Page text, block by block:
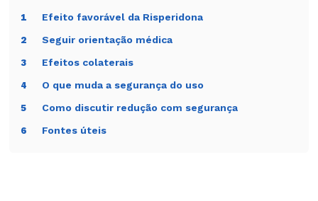
1 Efeito favorável da Risperidona
2 Seguir orientação médica
3 Efeitos colaterais
4 O que muda a segurança do uso
5 Como discutir redução com segurança
6 Fontes úteis